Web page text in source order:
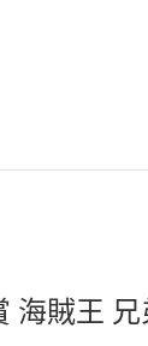
海賊王